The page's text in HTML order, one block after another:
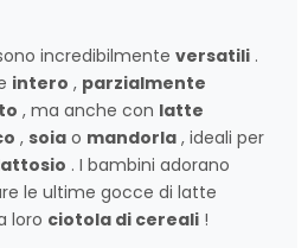
incredibilmente versatili .
intero , parzialmente
, ma anche con latte
, soia o mandorla , ideali per
. I bambini adorano
le ultime gocce di latte
loro ciotola di cereali !